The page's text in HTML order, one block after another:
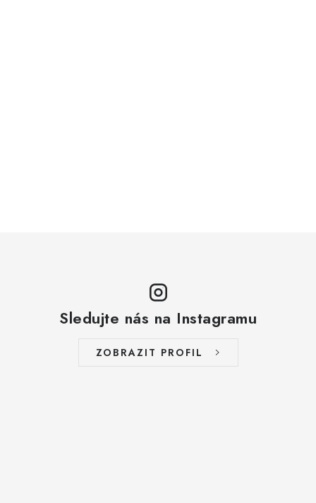
Sledujte nás na Instagramu
ZOBRAZIT PROFIL